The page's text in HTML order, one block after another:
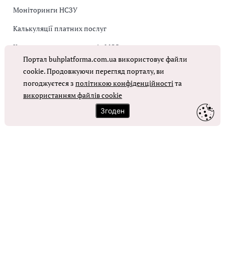
Моніторинги НСЗУ
Калькуляції платних послуг
Коригувальна накладна від МОЗ
Оплата праці в КНП
ОТРИМАТИ ДОСТУП
Портал buhplatforma.com.ua використовує файли
cookie. Продовжуючи перегляд порталу, ви
погоджуєтеся зполітикою конфіденційностіта
використанням файлів cookie
Згоден